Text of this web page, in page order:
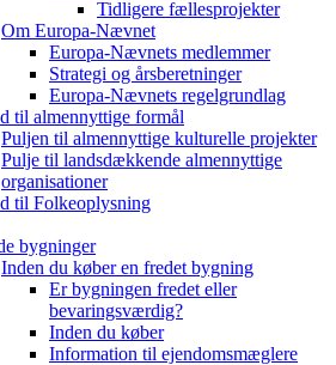
Tidligere fællesprojekter
Om Europa-Nævnet
Europa-Nævnets medlemmer
Strategi og årsberetninger
Europa-Nævnets regelgrundlag
til almennyttige formål
Puljen til almennyttige kulturelle projekter
Pulje til landsdækkende almennyttige
organisationer
til Folkeoplysning
bygninger
Inden du køber en fredet bygning
Er bygningen fredet eller
bevaringsværdig?
Inden du køber
Information til ejendomsmæglere